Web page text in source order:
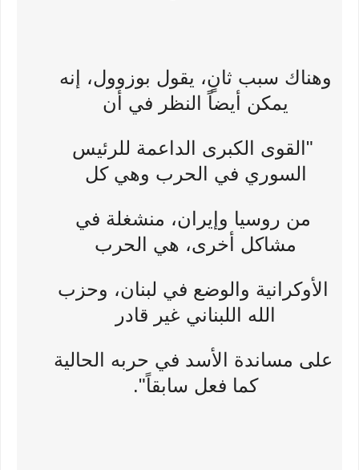
وهناك سبب ثانٍ، يقول بوزوول، إنه
يمكن أيضاً النظر في أن
"القوى الكبرى الداعمة للرئيس
السوري في الحرب وهي كل
من روسيا وإيران، منشغلة في
مشاكل أخرى، هي الحرب
الأوكرانية والوضع في لبنان، وحزب
الله اللبناني غير قادر
على مساندة الأسد في حربه الحالية
كما فعل سابقاً".